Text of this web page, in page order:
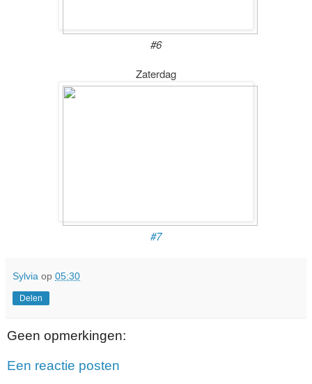
#6
Zaterdag
#7
Sylvia op 05:30
Delen
Geen opmerkingen:
Een reactie posten